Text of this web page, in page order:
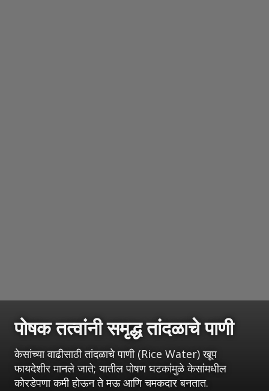
पोषक तत्वांनी समृद्ध तांदळाचे पाणी
केसांच्या वाढीसाठी तांदळाचे पाणी (Rice Water) खूप
फायदेशीर मानले जाते; यातील पोषण घटकांमुळे केसांमधील
कोरडेपणा कमी होऊन ते मऊ आणि चमकदार बनतात.